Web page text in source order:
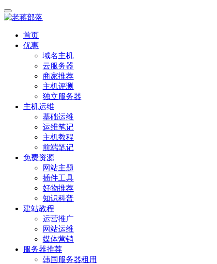
首页
优惠
域名主机
云服务器
商家推荐
主机评测
独立服务器
主机运维
基础运维
运维笔记
主机教程
前端笔记
免费资源
网站主题
插件工具
好物推荐
知识科普
建站教程
运营推广
网站运维
媒体营销
服务器推荐
韩国服务器租用